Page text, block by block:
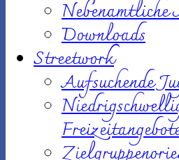
Downloads
Streetwork
Aufsuchende